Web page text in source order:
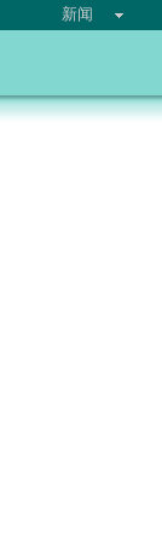
新闻